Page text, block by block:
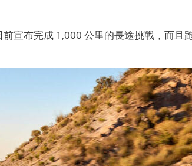
宣布完成 1,000 公里的長途挑戰，而且